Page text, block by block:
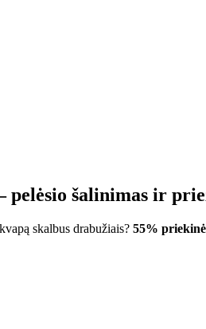
pelėsio šalinimas ir
skalbus drabužiais? 55%